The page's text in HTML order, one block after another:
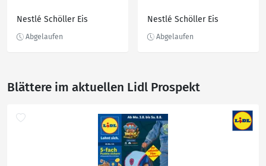
Nestlé Schöller Eis Nestlé Schöller Eis
Blättere im aktuellen Lidl Prospekt